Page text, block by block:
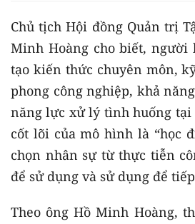
Chủ tịch Hội đồng Quản trị
Minh Hoàng cho biết, người
tạo kiến thức chuyên môn,
phong công nghiệp, khả
năng lực xử lý tình huống
cốt lõi của mô hình là “học
chọn nhân sự từ thực tiễn
để sử dụng và sử dụng để
Theo ông Hồ Minh Hoàng,